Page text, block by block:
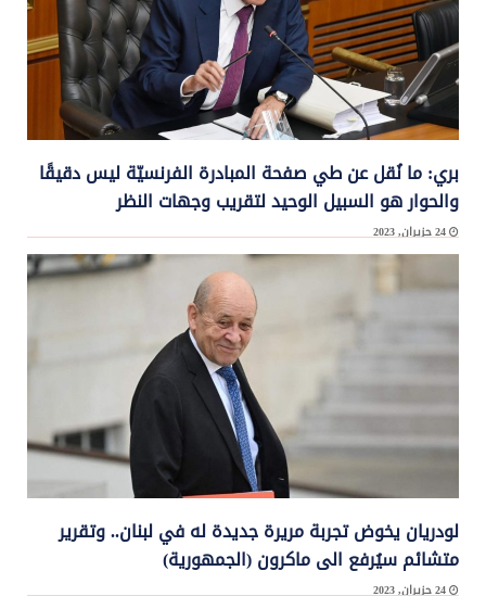
بري: ما نُقل عن طي صفحة المبادرة الفرنسيّة ليس دقيقًا
والحوار هو السبيل الوحيد لتقريب وجهات النظر
24 حزيران, 2023
لودريان يخوض تجربة مريرة جديدة له في لبنان.. وتقرير
متشائم سيُرفع الى ماكرون (الجمهورية)
24 حزيران, 2023